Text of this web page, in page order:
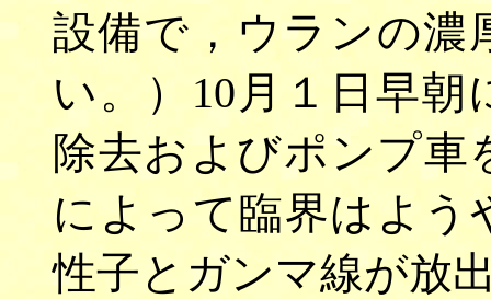
設備で，ウランの濃
い。）10月１日早
除去およびポンプ車
によって臨界はよう
性子とガンマ線が放